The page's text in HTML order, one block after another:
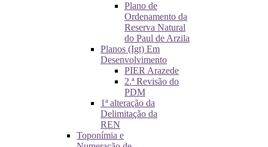
Plano de
Ordenamento da
Reserva Natural
do Paul de Arzila
Planos (Igt) Em
Desenvolvimento
PIER Arazede
2.ª Revisão do
PDM
1ª alteração da
Delimitação da
REN
Toponímia e